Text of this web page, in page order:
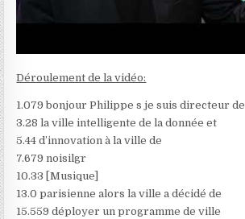
Déroulement de la vidéo:
1.079 bonjour Philippe s je suis directeur de
3.28 la ville intelligente de la donnée et
5.44 d’innovation à la ville de
7.679 noisilgr
10.33 [Musique]
13.0 parisienne alors la ville a décidé de
15.559 déployer un programme de ville